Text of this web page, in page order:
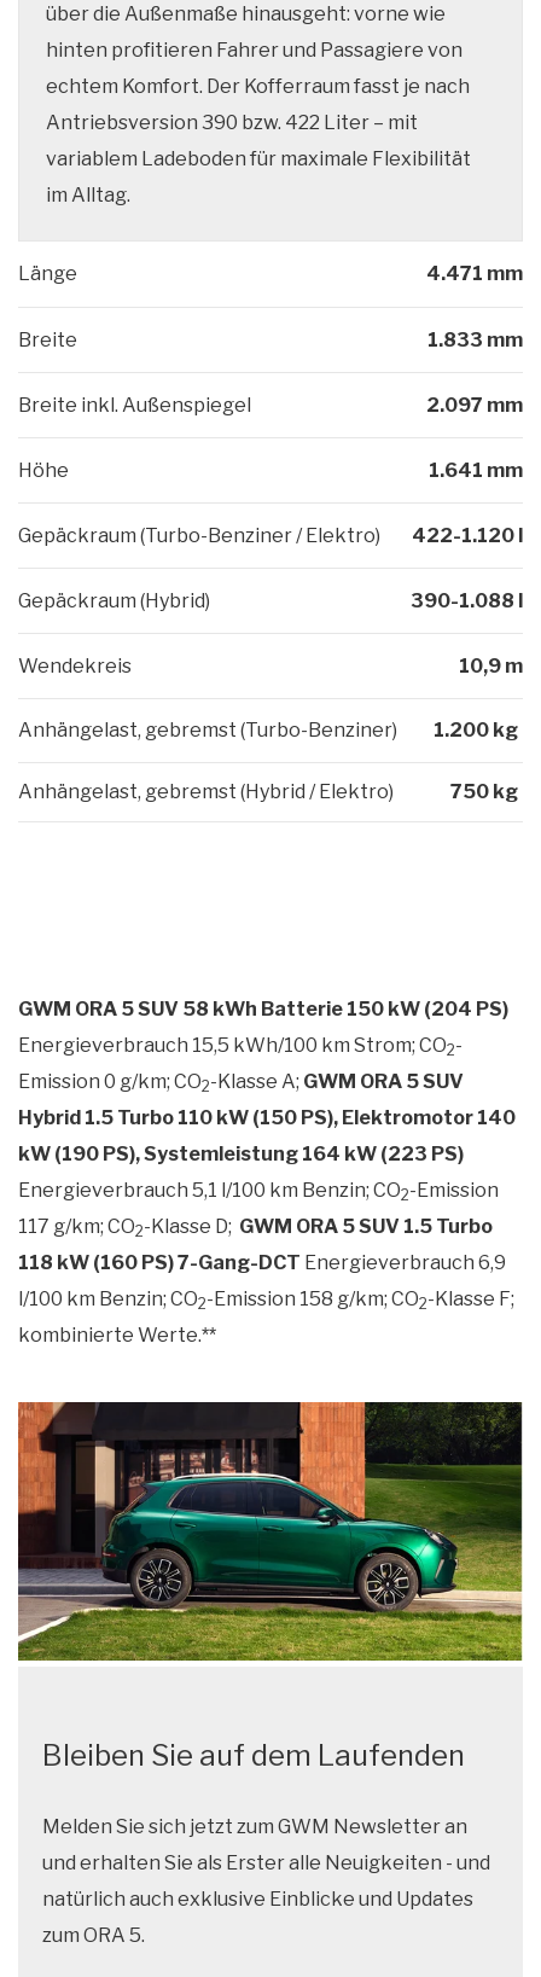
2-Gang-Hybrid
(DHT)
Energieverbrauch / CO -Emission
(kombiniert)**
5,1 l/100 km /
117 g/km
Max. Ladeleistung AC /
11 kW / 120 kW
3
Beschleunigung (0-100
Höchstgeschwindigkeit
über die Außenmaße hinausgeht: vorne wie
hinten profitieren Fahrer und Passagiere von
echtem Komfort. Der Kofferraum fasst je nach
Antriebsversion 390 bzw. 422 Liter – mit
variablem Ladeboden für maximale Flexibilität
im Alltag.
Länge 4.471 mm
Breite 1.833 mm
Breite inkl. Außenspiegel 2.097 mm
Höhe 1.641 mm
Gepäckraum (Turbo-Benziner / Elektro) 422-1.120 l
Gepäckraum (Hybrid) 390-1.088 l
Wendekreis 10,9 m
Anhängelast, gebremst (Turbo-Benziner) 1.200 kg
Anhängelast, gebremst (Hybrid / Elektro) 750 kg
GWM ORA 5 SUV 58 kWh Batterie 150 kW (204 PS)
Energieverbrauch 15,5 kWh/100 km Strom; CO2-
Emission 0 g/km; CO2-Klasse A; GWM ORA 5 SUV
Hybrid 1.5 Turbo 110 kW (150 PS), Elektromotor 140
kW (190 PS), Systemleistung 164 kW (223 PS)
Energieverbrauch 5,1 l/100 km Benzin; CO2-Emission
117 g/km; CO2-Klasse D; GWM ORA 5 SUV 1.5 Turbo
118 kW (160 PS) 7-Gang-DCT Energieverbrauch 6,9
l/100 km Benzin; CO2-Emission 158 g/km; CO2-Klasse F;
kombinierte Werte.**
Bleiben Sie auf dem Laufenden
Melden Sie sich jetzt zum GWM Newsletter an
und erhalten Sie als Erster alle Neuigkeiten - und
natürlich auch exklusive Einblicke und Updates
zum ORA 5.